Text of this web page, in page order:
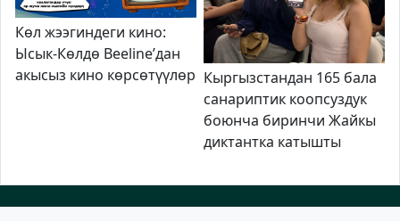
Көл жээгиндеги кино:
Ысык-Көлдө Beeline’дан
акысыз кино көрсөтүүлөр Кыргызстандан 165 бала
санариптик коопсуздук
боюнча биринчи Жайкы
диктантка катышты